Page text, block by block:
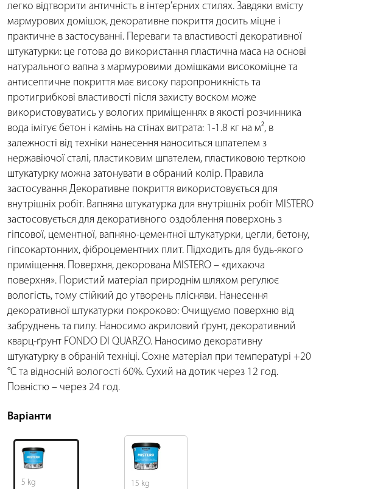
легко відтворити античність в інтер’єрних стилях. Завдяки вмісту
мармурових домішок, декоративне покриття досить міцне і
практичне в застосуванні. Переваги та властивості декоративної
штукатурки: це готова до використання пластична маса на основі
натурального вапна з мармуровими домішками високоміцне та
антисептичне покриття має високу паропроникність та
протигрибкові властивості після захисту воском може
використовуватись у вологих приміщеннях в якості розчинника
вода імітує бетон і камінь на стінах витрата: 1-1.8 кг на м², в
залежності від техніки нанесення наноситься шпателем з
нержавіючої сталі, пластиковим шпателем, пластиковою терткою
штукатурку можна затонувати в обраний колір. Правила
застосування Декоративне покриття використовується для
внутрішніх робіт. Вапняна штукатурка для внутрішніх робіт MISTERO
застосовується для декоративного оздоблення поверхонь з
гіпсової, цементної, вапняно-цементної штукатурки, цегли, бетону,
гіпсокартонних, фіброцементних плит. Підходить для будь-якого
приміщення. Поверхня, декорована MISTERO – «дихаюча
поверхня». Пористий матеріал природнім шляхом регулює
вологість, тому стійкий до утворень плісняви. Нанесення
декоративної штукатурки покроково: Очищуємо поверхню від
забруднень та пилу. Наносимо акриловий ґрунт, декоративний
кварц-ґрунт FONDO DI QUARZO. Наносимо декоративну
штукатурку в обраній техніці. Сохне матеріал при температурі +20
°C та відносній вологості 60%. Сухий на дотик через 12 год.
Повністю – через 24 год.
Варіанти
5 kg 15 kg